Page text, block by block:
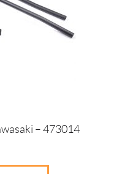
– 473014